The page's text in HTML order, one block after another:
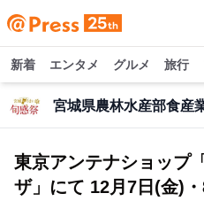
新着 エンタメ グルメ 旅行
宮城県農林水産部食産
東京アンテナショップ
ザ」にて 12月7日(金)